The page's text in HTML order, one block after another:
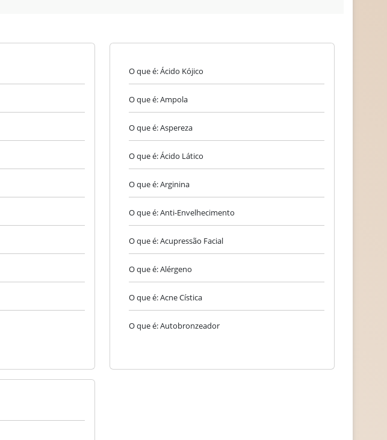
O que é: Ácido Kójico
O que é: Ampola
O que é: Aspereza
O que é: Ácido Lático
O que é: Arginina
O que é: Anti-Envelhecimento
O que é: Acupressão Facial
O que é: Alérgeno
O que é: Acne Cística
O que é: Autobronzeador